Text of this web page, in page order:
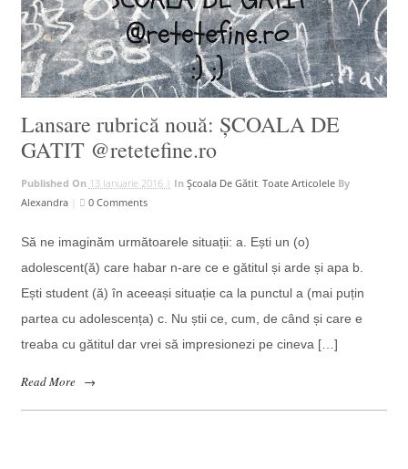
Lansare rubrică nouă: ȘCOALA DE
GATIT @retetefine.ro
Published On 13 Ianuarie 2016 | In Școala De Gătit, Toate Articolele By
Alexandra| 0 Comments
Să ne imaginăm următoarele situații: a. Ești un (o)
adolescent(ă) care habar n-are ce e gătitul și arde și apa b.
Ești student (ă) în aceeași situație ca la punctul a (mai puțin
partea cu adolescența) c. Nu știi ce, cum, de când și care e
treaba cu gătitul dar vrei să impresionezi pe cineva […]
Read More →